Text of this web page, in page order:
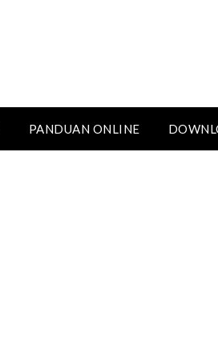
PANDUAN ONLINE